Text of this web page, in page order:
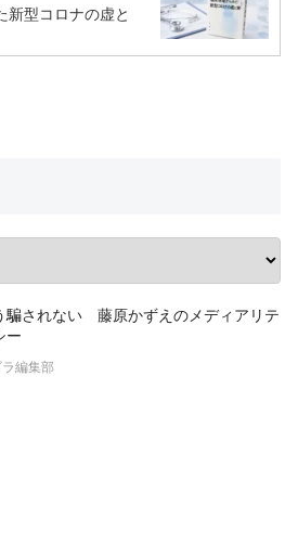
新型コロナの虚と
騙されない 藤原かずえのメディアリテ
ー
編集部